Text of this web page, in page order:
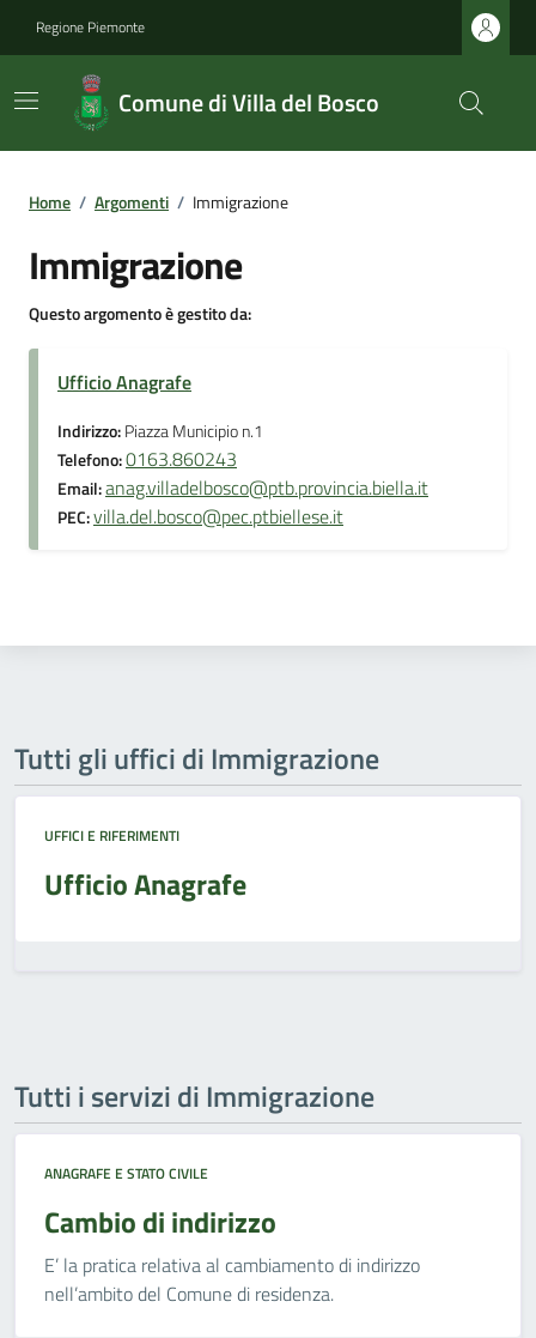
Regione Piemonte
Comune di Villa del Bosco
Home / Argomenti / Immigrazione
Immigrazione
Questo argomento è gestito da:
Ufficio Anagrafe
Indirizzo:Piazza Municipio n.1
Telefono:0163.860243
Email:anag.villadelbosco@ptb.provincia.biella.it
PEC:villa.del.bosco@pec.ptbiellese.it
Tutti gli uffici di Immigrazione
UFFICI E RIFERIMENTI
Ufficio Anagrafe
Tutti i servizi di Immigrazione
ANAGRAFE E STATO CIVILE
Cambio di indirizzo
E’ la pratica relativa al cambiamento di indirizzo
nell’ambito del Comune di residenza.